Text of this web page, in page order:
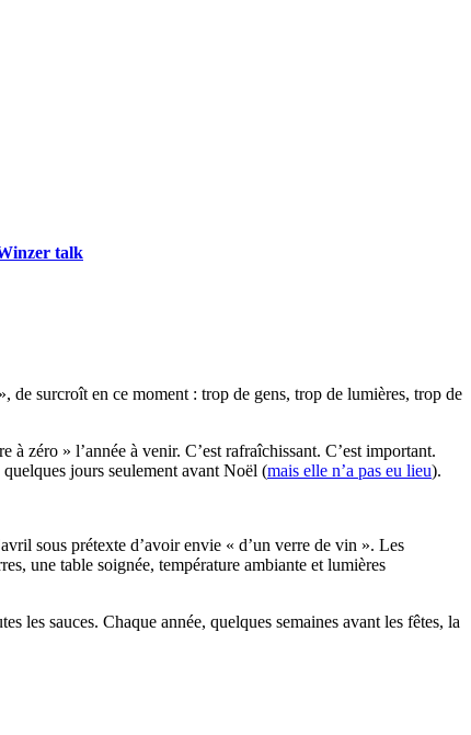
talk
de surcroît en ce moment : trop de gens, trop de lumières, trop de
zéro » l’année à venir. C’est rafraîchissant. C’est important.
jours seulement avant Noël (mais elle n’a pas eu lieu).
sous prétexte d’avoir envie « d’un verre de vin ». Les
une table soignée, température ambiante et lumières
les sauces. Chaque année, quelques semaines avant les fêtes, la